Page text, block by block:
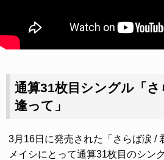
通算31枚目シングル「
逢って」
3月16日に発売された「さらば涙 /
メイシにとって通算31枚目のシン